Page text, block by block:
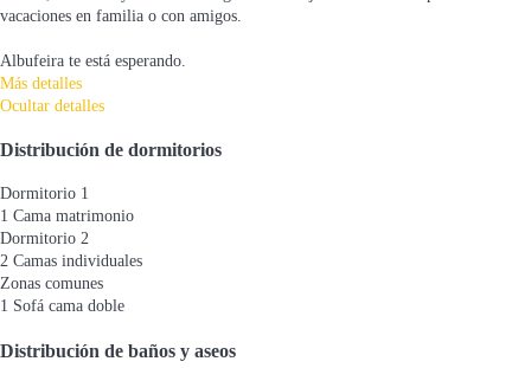
vacaciones en familia o con amigos.
Albufeira te está esperando.
Más detalles
Ocultar detalles
Distribución de dormitorios
Dormitorio 1
1 Cama matrimonio
Dormitorio 2
2 Camas individuales
Zonas comunes
1 Sofá cama doble
Distribución de baños y aseos